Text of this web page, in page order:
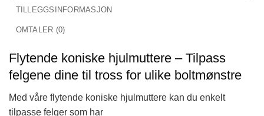
TILLEGGSINFORMASJON
OMTALER (0)
Flytende koniske hjulmuttere – Tilpass
felgene dine til tross for ulike boltmønstre
Med våre flytende koniske hjulmuttere kan du enkelt
tilpasse felger som har